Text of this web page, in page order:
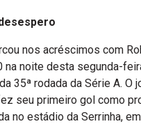
nos acréscimos com
na noite desta segunda-
35ª rodada da Série A. O
seu primeiro gol como
no estádio da Serrinha,